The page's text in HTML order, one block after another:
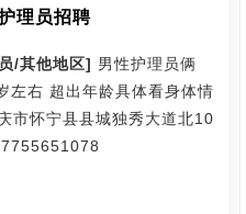
理员招聘
/其他地区] 男性护理员俩
左右 超出年龄具体看身体情
市怀宁县县城独秀大道北10